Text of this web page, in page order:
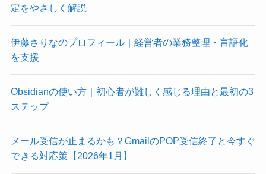
定をやさしく解説
伊藤さりなのプロフィール｜経営者の業務整理・言語化
を支援
Obsidianの使い方｜初心者が難しく感じる理由と最初の3
ステップ
メール受信が止まるかも？GmailのPOP受信終了と今すぐ
できる対応策【2026年1月】